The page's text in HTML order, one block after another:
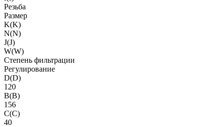
Резьба
Размер
K(K)
N(N)
J(J)
W(W)
Степень фильтрации
Регулирование
D(D)
120
B(B)
156
C(C)
40